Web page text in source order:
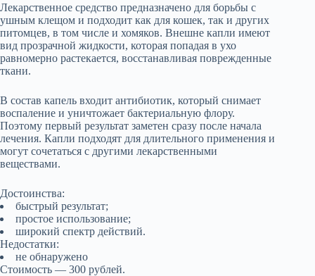
Лекарственное средство предназначено для борьбы с
ушным клещом и подходит как для кошек, так и других
питомцев, в том числе и хомяков. Внешне капли имеют
вид прозрачной жидкости, которая попадая в ухо
равномерно растекается, восстанавливая поврежденные
ткани.
В состав капель входит антибиотик, который снимает
воспаление и уничтожает бактериальную флору.
Поэтому первый результат заметен сразу после начала
лечения. Капли подходят для длительного применения и
могут сочетаться с другими лекарственными
веществами.
Достоинства:
быстрый результат;
простое использование;
широкий спектр действий.
Недостатки:
не обнаружено
Стоимость — 300 рублей.